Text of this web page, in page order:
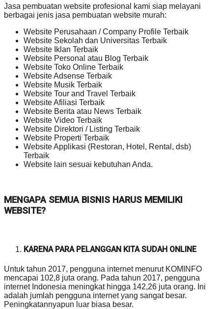
Jasa pembuatan website profesional kami siap melayani
berbagai jenis jasa pembuatan website murah:
Website Perusahaan / Company Profile Terbaik
Website Sekolah dan Universitas Terbaik
Website Iklan Terbaik
Website Personal atau Blog Terbaik
Website Toko Online Terbaik
Website Adsense Terbaik
Website Musik Terbaik
Website Tour and Travel Terbaik
Website Afiliasi Terbaik
Website Berita atau News Terbaik
Website Video Terbaik
Website Direktori / Listing Terbaik
Website Properti Terbaik
Website Applikasi (Restoran, Hotel, Rental, dsb)
Terbaik
Website lain sesuai kebutuhan Anda.
MENGAPA SEMUA BISNIS HARUS MEMILIKI
WEBSITE?
KARENA PARA PELANGGAN KITA SUDAH ONLINE
Untuk tahun 2017, pengguna internet menurut KOMINFO
mencapai 102,8 juta orang. Pada tahun 2017, pengguna
internet Indonesia meningkat hingga 142,26 juta orang. Ini
adalah jumlah pengguna internet yang sangat besar.
Peningkatannyapun luar biasa besar.